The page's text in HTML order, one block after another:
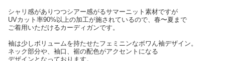
シャリ感がありつつシアー感がるサマーニット素材ですが
UVカット率90%以上の加工が施されているので、春〜夏まで
ご着用いただけるカーディガンです。
袖は少しボリュームを持たせたフェミニンなボワん袖デザイン。
ネック部分や、袖口、裾の配色がアクセントになる
デザインとなっております。